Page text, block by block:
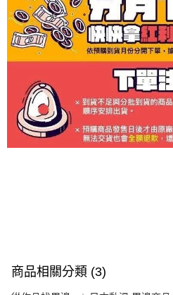
商品相關分類 (3)